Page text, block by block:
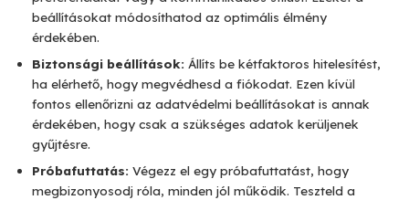
beállításokat módosíthatod az optimális élmény
érdekében.
Biztonsági beállítások: Állíts be kétfaktoros hitelesítést,
ha elérhető, hogy megvédhesd a fiókodat. Ezen kívül
fontos ellenőrizni az adatvédelmi beállításokat is annak
érdekében, hogy csak a szükséges adatok kerüljenek
gyűjtésre.
Próbafuttatás: Végezz el egy próbafuttatást, hogy
megbizonyosodj róla, minden jól működik. Teszteld a